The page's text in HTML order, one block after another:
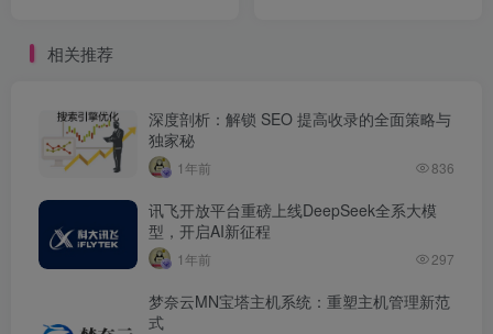
相关推荐
深度剖析：解锁 SEO 提高收录的全面策略与
独家秘
1年前 836
讯飞开放平台重磅上线DeepSeek全系大模
型，开启AI新征程
1年前 297
梦奈云MN宝塔主机系统：重塑主机管理新范
式